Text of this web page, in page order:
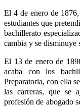
El 4 de enero de
estudiantes que
bachillerato
cambia y se disminuye
El 13 de enero de
acaba con los
Preparatoria, con ella
las carreras, que se
profesión de abogado